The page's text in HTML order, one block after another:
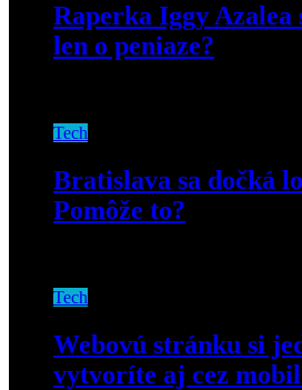
Raperka Iggy Azalea
len o peniaze?
Tech
Bratislava sa dočká
Pomôže to?
Tech
Webovú stránku si
vytvoríte aj cez